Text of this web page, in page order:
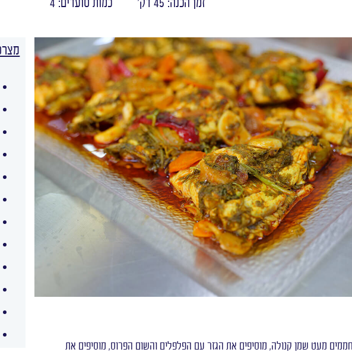
זמן הכנה: 45 דק' כמות סועדים: 4
מעט שמן קנולה, מוסיפים את הגזר עם הפלפלים והשום הפרוס, מוסיפים את